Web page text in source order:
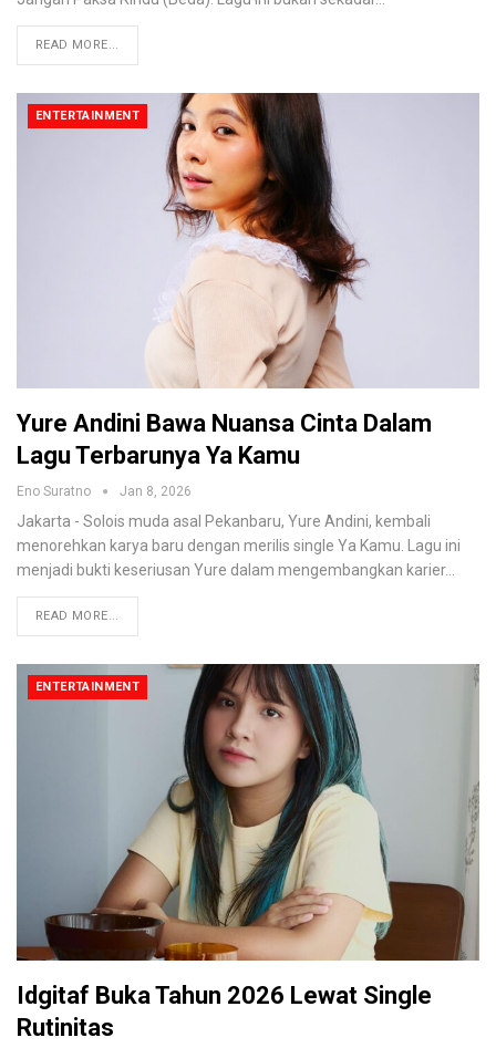
READ MORE...
ENTERTAINMENT
Yure Andini Bawa Nuansa Cinta Dalam
Lagu Terbarunya Ya Kamu
Eno Suratno Jan 8, 2026
Jakarta - Solois muda asal Pekanbaru, Yure Andini, kembali
menorehkan karya baru dengan merilis single Ya Kamu. Lagu ini
menjadi bukti keseriusan Yure dalam mengembangkan karier…
READ MORE...
ENTERTAINMENT
Idgitaf Buka Tahun 2026 Lewat Single
Rutinitas